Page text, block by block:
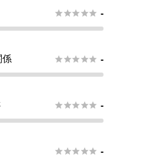
 -
係  -
 -
 -